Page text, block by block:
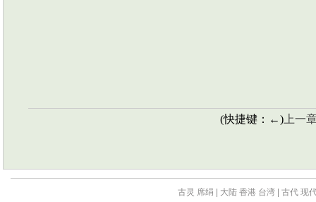
(快捷键：←) 上一
古灵 席绢 大陆 香港 台湾 古代 现